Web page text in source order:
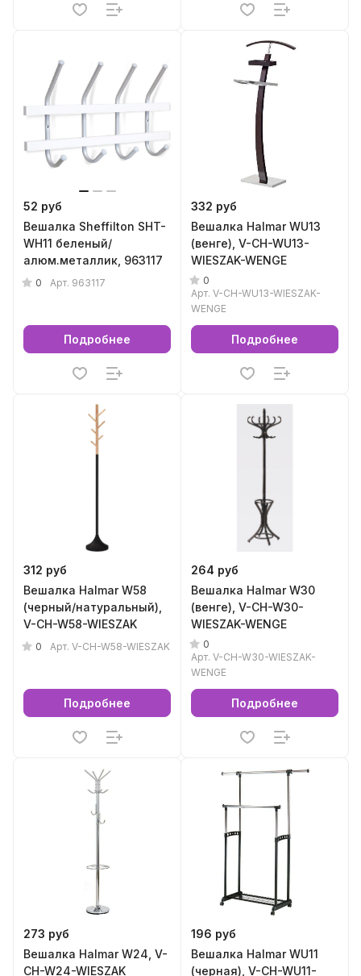
52 руб
Вешалка Sheffilton SHT-
WH11 беленый/
алюм.металлик, 963117
0 Арт. 963117
Подробнее
332 руб
Вешалка Halmar WU13
(венге), V-CH-WU13-
WIESZAK-WENGE
0
Арт. V-CH-WU13-WIESZAK-
WENGE
Подробнее
312 руб
Вешалка Halmar W58
(черный/натуральный),
V-CH-W58-WIESZAK
0 Арт. V-CH-W58-WIESZAK
Подробнее
264 руб
Вешалка Halmar W30
(венге), V-CH-W30-
WIESZAK-WENGE
0
Арт. V-CH-W30-WIESZAK-
WENGE
Подробнее
273 руб
Вешалка Halmar W24, V-
CH-W24-WIESZAK
196 руб
Вешалка Halmar WU11
(черная), V-CH-WU11-